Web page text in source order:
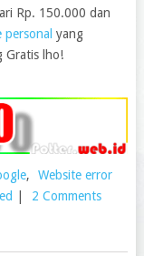
Rp. 150.000 dan
personal yang
Gratis lho!
,
Website error
2 Comments